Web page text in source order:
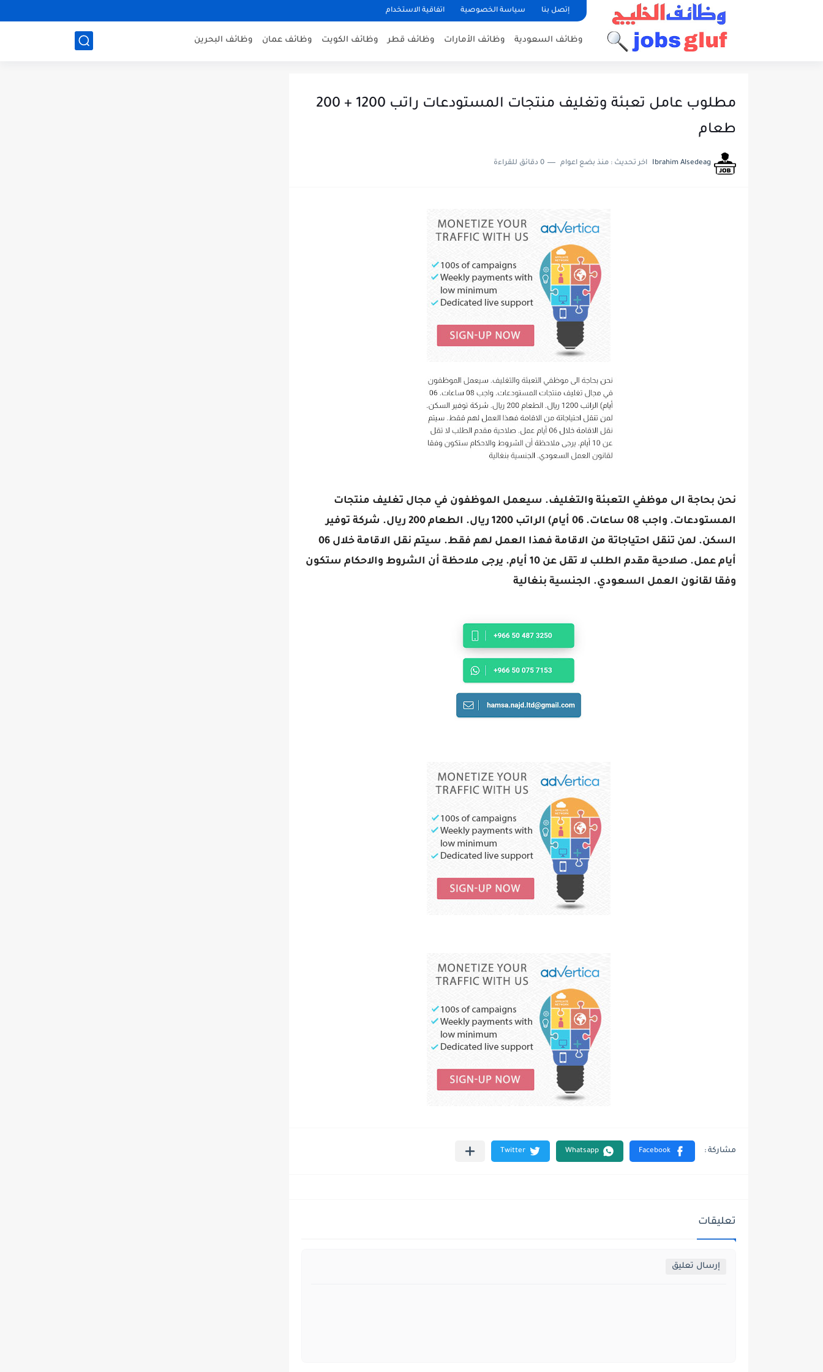
إتصل بنا سياسة الخصوصية اتفاقية الاستخدام
وظائف السعودية وظائف الأمارات وظائف قطر وظائف الكويت وظائف عمان وظائف البحرين
مطلوب عامل تعبئة وتغليف منتجات المستودعات راتب 1200 + 200
طعام
Ibrahim Alsedeag اخر تحديث : منذ بضع اعوام 0 دقائق للقراءة
نحن بحاجة الى موظفي التعبئة والتغليف. سيعمل الموظفون في مجال تغليف منتجات
المستودعات. واجب 08 ساعات. 06 أيام) الراتب 1200 ريال. الطعام 200 ريال. شركة توفير
السكن. لمن تنقل احتياجاتة من الاقامة فهذا العمل لهم فقط. سيتم نقل الاقامة خلال 06
أيام عمل. صلاحية مقدم الطلب لا تقل عن 10 أيام. يرجى ملاحظة أن الشروط والاحكام ستكون
وفقا لقانون العمل السعودي. الجنسية بنغالية
تعليقات
إرسال تعليق